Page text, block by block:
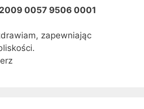
0057 9506 0001
zapewniając